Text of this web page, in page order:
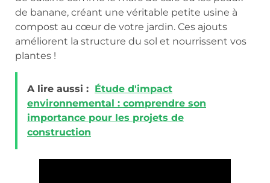
de banane, créant une véritable petite usine à
compost au cœur de votre jardin. Ces ajouts
améliorent la structure du sol et nourrissent vos
plantes !
A lire aussi : Étude d'impact
environnemental : comprendre son
importance pour les projets de
construction